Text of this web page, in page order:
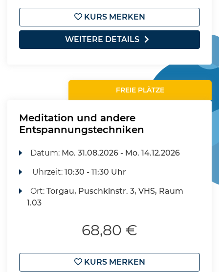
KURS MERKEN
WEITERE DETAILS
FREIE PLÄTZE
Meditation und andere
Entspannungstechniken
Datum: Mo. 31.08.2026 - Mo. 14.12.2026
Uhrzeit:10:30 - 11:30 Uhr
Ort:Torgau, Puschkinstr. 3, VHS, Raum
1.03
68,80 €
KURS MERKEN